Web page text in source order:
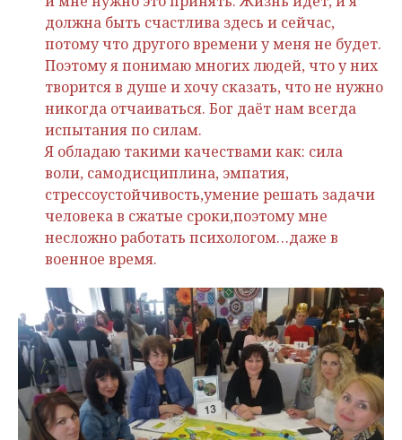
должна быть счастлива здесь и сейчас,
потому что другого времени у меня не будет.
Поэтому я понимаю многих людей, что у них
творится в душе и хочу сказать, что не нужно
никогда отчаиваться. Бог даёт нам всегда
испытания по силам.
Я обладаю такими качествами как: сила
воли, самодисциплина, эмпатия,
стрессоустойчивость,умение решать задачи
человека в сжатые сроки,поэтому мне
несложно работать психологом…даже в
военное время.